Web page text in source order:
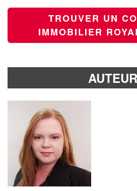
TROUVER UN
IMMOBILIER
AUTEUR